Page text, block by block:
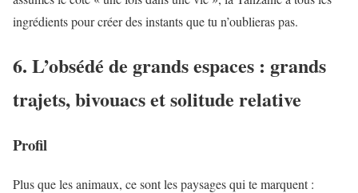
ingrédients pour créer des instants que tu n’oublieras pas.
6. L’obsédé de grands espaces : grands
trajets, bivouacs et solitude relative
Profil
Plus que les animaux, ce sont les paysages qui te marquent :